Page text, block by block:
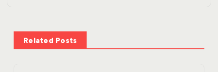
г
а
Related Posts